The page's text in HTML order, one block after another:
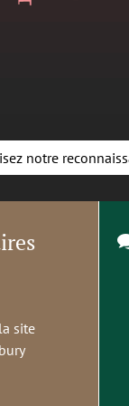
notre
site